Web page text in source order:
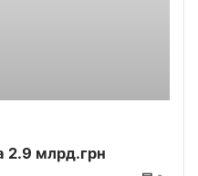
2.9 млрд.грн